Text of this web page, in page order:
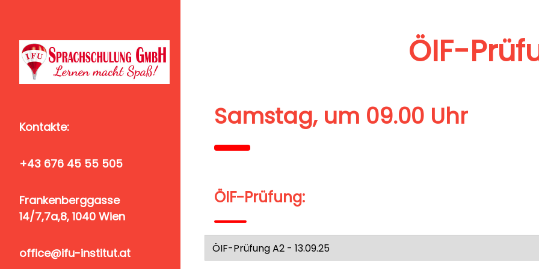
Kontakte:
+43 676 45 55 505
Frankenberggasse
14/7,7a,8, 1040 Wien
office@ifu-institut.at
ÖIF-
Samstag, um 09.00 Uhr
ÖIF-Prüfung: